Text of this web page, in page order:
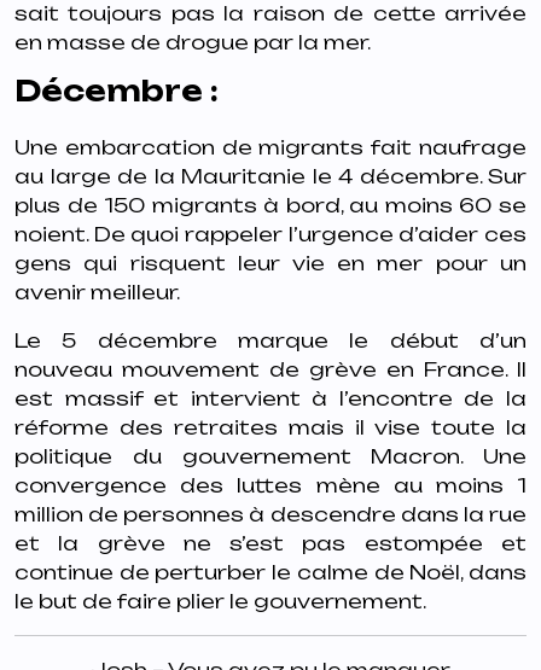
sait toujours pas la raison de cette arrivée
en masse de drogue par la mer.
Décembre :
Une embarcation de migrants fait naufrage
au large de la Mauritanie le 4 décembre. Sur
plus de 150 migrants à bord, au moins 60 se
noient. De quoi rappeler l’urgence d’aider ces
gens qui risquent leur vie en mer pour un
avenir meilleur.
Le 5 décembre marque le début d’un
nouveau mouvement de grève en France. Il
est massif et intervient à l’encontre de la
réforme des retraites mais il vise toute la
politique du gouvernement Macron. Une
convergence des luttes mène au moins 1
million de personnes à descendre dans la rue
et la grève ne s’est pas estompée et
continue de perturber le calme de Noël, dans
le but de faire plier le gouvernement.